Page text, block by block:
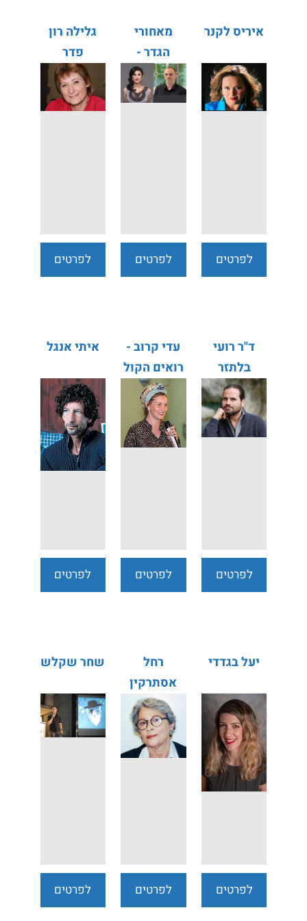
איריס לקנר
לפרטים
מאחורי
הגדר -
דורית
רביניאן
לפרטים
גלילה רון
פדר
הרצאות
למבוגרים
לפרטים
ד"ר רועי
בלתזר
תירוש
לפרטים
עדי קרוב -
רואים הקול
לפרטים
איתי אנגל
לפרטים
יעל בגדדי
לפרטים
רחל
אסתרקין
לפרטים
שחר שקלש
לפרטים